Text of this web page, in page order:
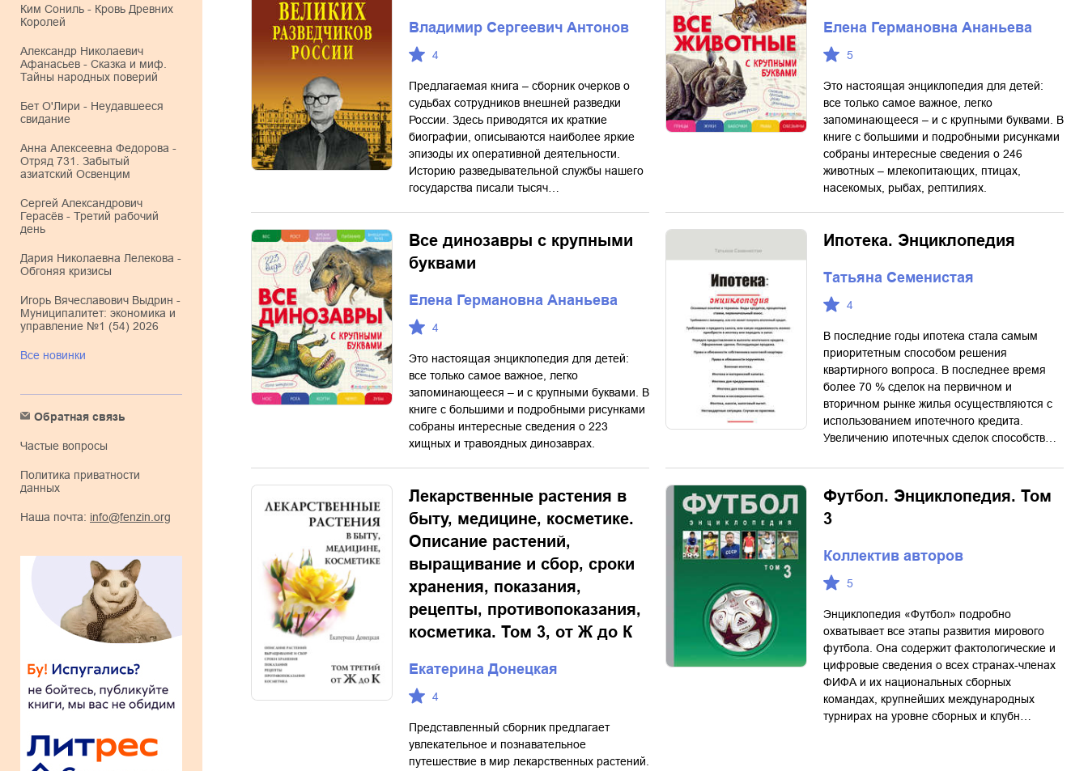
Ким Сониль - Кровь Древних
Королей
Александр Николаевич
Афанасьев - Сказка и миф.
Тайны народных поверий
Бет О'Лири - Неудавшееся
свидание
Анна Алексеевна Федорова -
Отряд 731. Забытый
азиатский Освенцим
Сергей Александрович
Герасёв - Третий рабочий
день
Дария Николаевна Лелекова -
Обгоняя кризисы
Игорь Вячеславович Выдрин -
Муниципалитет: экономика и
управление №1 (54) 2026
Все новинки
Обратная связь
Частые вопросы
Политика приватности
данных
Наша почта: info@fenzin.org
Владимир Сергеевич Антонов
4
Предлагаемая книга – сборник очерков о
судьбах сотрудников внешней разведки
России. Здесь приводятся их краткие
биографии, описываются наиболее яркие
эпизоды их оперативной деятельности.
Историю разведывательной службы нашего
государства писали тысяч…
Елена Германовна Ананьева
5
Это настоящая энциклопедия для детей:
все только самое важное, легко
запоминающееся – и с крупными буквами. В
книге с большими и подробными рисунками
собраны интересные сведения о 246
животных – млекопитающих, птицах,
насекомых, рыбах, рептилиях.
Все динозавры с крупными
буквами
Елена Германовна Ананьева
4
Это настоящая энциклопедия для детей:
все только самое важное, легко
запоминающееся – и с крупными буквами. В
книге с большими и подробными рисунками
собраны интересные сведения о 223
хищных и травоядных динозаврах.
Ипотека. Энциклопедия
Татьяна Семенистая
4
В последние годы ипотека стала самым
приоритетным способом решения
квартирного вопроса. В последнее время
более 70 % сделок на первичном и
вторичном рынке жилья осуществляются с
использованием ипотечного кредита.
Увеличению ипотечных сделок способств…
Лекарственные растения в
быту, медицине, косметике.
Описание растений,
выращивание и сбор, сроки
хранения, показания,
рецепты, противопоказания,
косметика. Том 3, от Ж до К
Екатерина Донецкая
4
Представленный сборник предлагает
увлекательное и познавательное
путешествие в мир лекарственных растений.
Футбол. Энциклопедия. Том
3
Коллектив авторов
5
Энциклопедия «Футбол» подробно
охватывает все этапы развития мирового
футбола. Она содержит фактологические и
цифровые сведения о всех странах-членах
ФИФА и их национальных сборных
командах, крупнейших международных
турнирах на уровне сборных и клубн…